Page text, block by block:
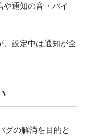
通知の音・バイ
、設定中は通知が全
グの解消を目的と